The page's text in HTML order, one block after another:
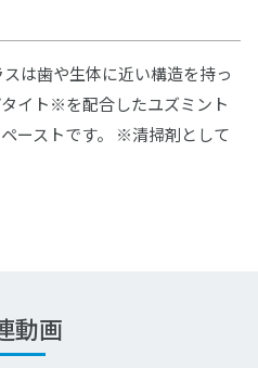
は歯や生体に近い構造を持っ
イト※を配合したユズミント
ーストです。 ※清掃剤として
動画